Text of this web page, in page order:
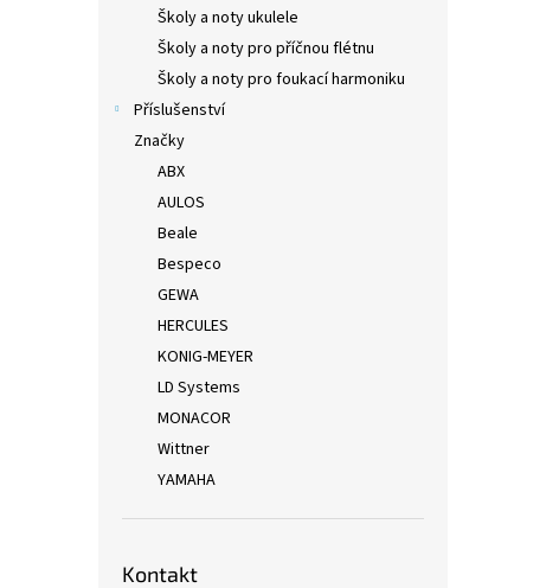
Školy a noty ukulele
Školy a noty pro příčnou flétnu
Školy a noty pro foukací harmoniku
Příslušenství
Značky
ABX
AULOS
Beale
Bespeco
GEWA
HERCULES
KONIG-MEYER
LD Systems
MONACOR
Wittner
YAMAHA
Kontakt